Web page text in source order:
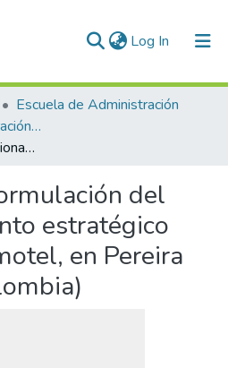
Log In (current)
Escuela de Administración
Maestría en Administración - MBA (tesis)
Formulación del direccionamiento estratégico para Ámasis motel, en Pereira (Risaralda/Colombia)
del
estratégico
en Pereira